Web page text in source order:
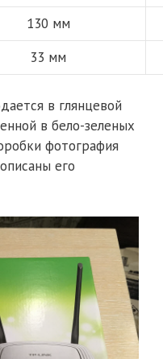
130 мм
33 мм
в глянцевой
в бело-зеленых
фотография
его